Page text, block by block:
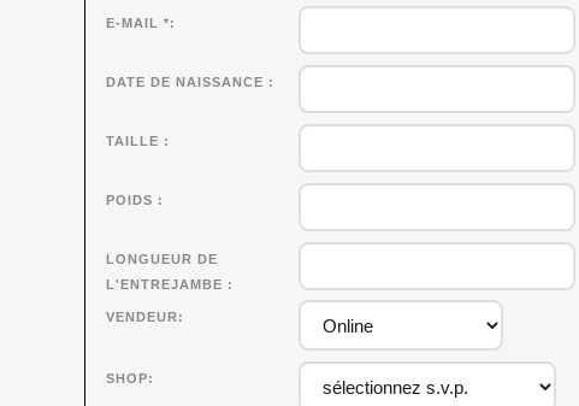
E-MAIL *
DATE DE NAISSANCE
TAILLE
POIDS
LONGUEUR DE
L'ENTREJAMBE
VENDEUR
SHOP